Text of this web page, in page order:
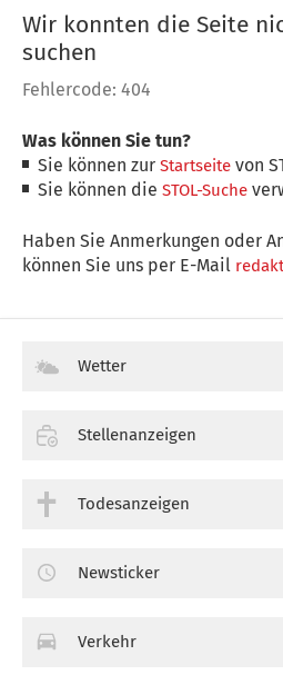
Wir konnten die Seite
suchen
Fehlercode: 404
Was können Sie tun?
Sie können zurStartseite von
Sie können dieSTOL-Suche
Haben Sie Anmerkungen oder
können Sie uns per E-Mail
Wetter
Stellenanzeigen
Todesanzeigen
Newsticker
Verkehr